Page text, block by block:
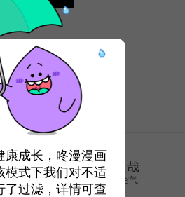
年龄排行榜
奇幻
非人哉
一汪空气
康成长，咚漫漫画
模式下我们对不适
了过滤，详情可查